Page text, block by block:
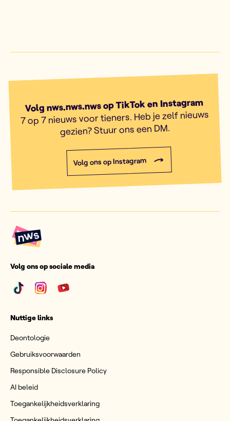
Volg nws.nws.nws op TikTok en Instagram
7 op 7 nieuws voor tieners. Heb je zelf nieuws
gezien? Stuur ons een DM.
Volg ons op Instagram
Volg ons op sociale media
Nuttige links
Deontologie
Gebruiksvoorwaarden
Responsible Disclosure Policy
AI beleid
Toegankelijkheidsverklaring